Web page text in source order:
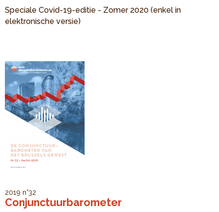
Speciale Covid-19-editie - Zomer 2020 (enkel in
elektronische versie)
2019 n°32
Conjunctuurbarometer